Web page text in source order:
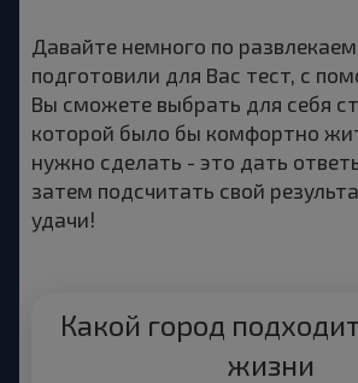
Давайте немного по
подготовили для Вас тест, с
Вы сможете выбрать для себя
которой было бы комфортно
нужно сделать - это дать
затем подсчитать свой
удачи!
Какой город
жизни